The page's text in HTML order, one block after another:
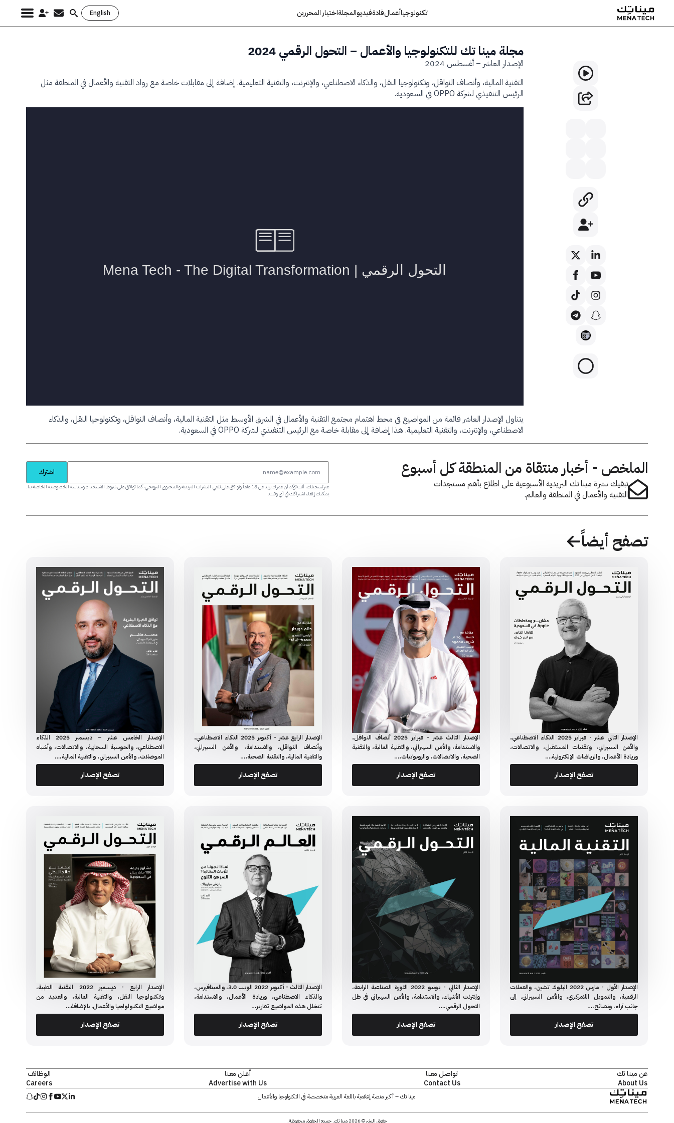
تكنولوجياأعمالقادةفيديوالمجلةاختيار المحررين English
Search
مجلة مينا تك للتكنولوجيا والأعمال – التحول الرقمي 2024
الإصدار العاشر – أغسطس 2024
التقنية المالية، وأنصاف النواقل، وتكنولوجيا النقل، والذكاء الاصطناعي، والإنترنت، والتقنية التعليمية. إضافة إلى مقابلات خاصة مع رواد التقنية والأعمال في المنطقة مثل
الرئيس التنفيذي لشركة OPPO في السعودية.
يتناول الإصدار العاشر قائمة من المواضيع في محط اهتمام مجتمع التقنية والأعمال في الشرق الأوسط مثل التقنية المالية، وأنصاف النواقل، وتكنولوجيا النقل، والذكاء
الاصطناعي، والإنترنت، والتقنية التعليمية. هذا إضافة إلى مقابلة خاصة مع الرئيس التنفيذي لشركة OPPO في السعودية.
الملخص - أخبار منتقاة من المنطقة كل أسبوع
تبقيك نشرة مينا تك البريدية الأسبوعية على اطلاع بأهم مستجدات
التقنية والأعمال في المنطقة والعالم.
اشترك
عبر تسجيلك، أنت تؤكد أن عمرك يزيد عن 18 عاماً وتوافق على تلقي النشرات البريدية والمحتوى الترويجي، كما توافق على شروط الاستخدام وسياسة الخصوصية الخاصة بنا.
يمكنك إلغاء اشتراكك في أي وقت.
تصفح أيضاً
الإصدار الثاني عشر - فبراير 2025 الذكاء الاصطناعي،
والأمن السيبراني، وتقنيات المستقبل، والاتصالات،
وريادة الأعمال، والرياضات الإلكترونية.…
تصفح الإصدار
الإصدار الثالث عشر - فبراير 2025 أنصاف النواقل،
والاستدامة، والأمن السيبراني، والتقنية المالية، والتقنية
الصحية، والاتصالات، والروبوتيات،…
تصفح الإصدار
الإصدار الرابع عشر - أكتوبر 2025 الذكاء الاصطناعي،
وأنصاف النواقل، والاستدامة، والأمن السيبراني،
والتقنية المالية، والتقنية الصحية،…
تصفح الإصدار
الإصدار الخامس عشر – ديسمبر 2025 الذكاء
الاصطناعي، والحوسبة السحابية، والاتصالات، وأشباه
الموصلات، والأمن السيبراني، والتقنية المالية،…
تصفح الإصدار
الإصدار الأول - مارس 2022 البلوك تشين، والعملات
الرقمية، والتمويل اللامركزي، والأمن السيبراني. إلى
جانب آراء، ونصائح،…
تصفح الإصدار
الإصدار الثاني - يونيو 2022 الثورة الصناعية الرابعة،
وإنترنت الأشياء، والاستدامة، والأمن السيبراني في ظل
التحول الرقمي.…
تصفح الإصدار
الإصدار الثالث - أكتوبر 2022 الويب 3.0، والميتافيرس،
والذكاء الاصطناعي، وريادة الأعمال، والاستدامة،
تتخلل هذه المواضيع تقارير…
تصفح الإصدار
الإصدار الرابع - ديسمبر 2022 التقنية الطبية،
وتكنولوجيا النقل، والتقنية المالية، والعديد من
مواضيع التكنولولجيا والأعمال. بالإضافة…
تصفح الإصدار
عن مينا تك
About Us
تواصل معنا
Contact Us
أعلن معنا
Advertise with Us
الوظائف
Careers
مينا تك – أكبر منصة إعلامية باللغة العربية متخصصة في التكنولوجيا والأعمال
حقوق النشر © 2026 مينا تك. جميع الحقوق محفوظة.